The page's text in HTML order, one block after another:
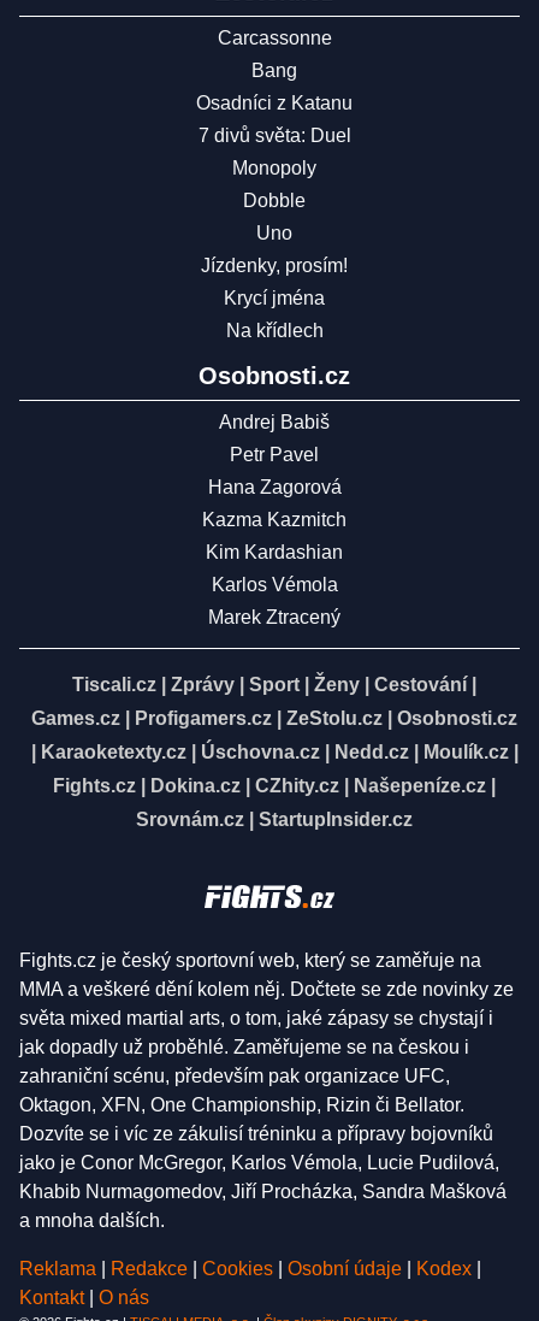
Carcassonne
Bang
Osadníci z Katanu
7 divů světa: Duel
Monopoly
Dobble
Uno
Jízdenky, prosím!
Krycí jména
Na křídlech
Osobnosti.cz
Andrej Babiš
Petr Pavel
Hana Zagorová
Kazma Kazmitch
Kim Kardashian
Karlos Vémola
Marek Ztracený
Tiscali.cz Zprávy Sport Ženy Cestování
Games.cz
Profigamers.cz ZeStolu.cz
Osobnosti.cz
Karaoketexty.cz| Úschovna.cz| Nedd.cz| Moulík.cz|
Fights.cz
Dokina.cz CZhity.cz Našepeníze.cz
Srovnám.cz
StartupInsider.cz
Fights.cz je český sportovní web, který se zaměřuje na
MMA a veškeré dění kolem něj. Dočtete se zde novinky ze
světa mixed martial arts, o tom, jaké zápasy se chystají i
jak dopadly už proběhlé. Zaměřujeme se na českou i
zahraniční scénu, především pak organizace UFC,
Oktagon, XFN, One Championship, Rizin či Bellator.
Dozvíte se i víc ze zákulisí tréninku a přípravy bojovníků
jako je Conor McGregor, Karlos Vémola, Lucie Pudilová,
Khabib Nurmagomedov, Jiří Procházka, Sandra Mašková
a mnoha dalších.
Reklama Redakce Cookies Osobní údaje Kodex
Kontakt
O nás